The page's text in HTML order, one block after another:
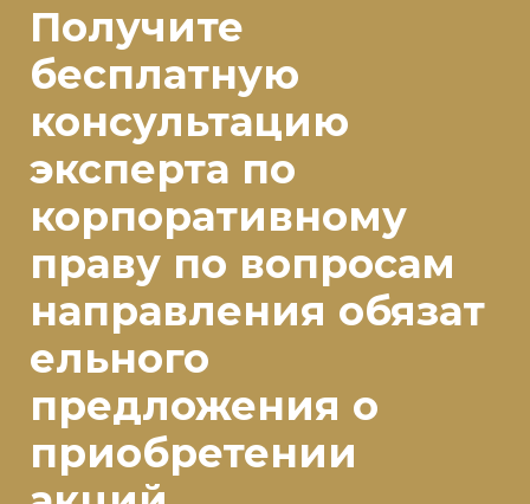
Получите
бесплатную
консультацию
эксперта по
корпоративному
праву по вопросам
направления обязат
ельного
предложения о
приобретении